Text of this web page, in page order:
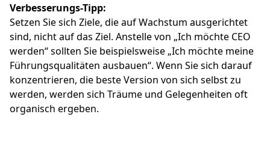
Verbesserungs-Tipp:
Setzen Sie sich Ziele, die auf Wachstum ausgerichtet
sind, nicht auf das Ziel. Anstelle von „Ich möchte CEO
werden“ sollten Sie beispielsweise „Ich möchte meine
Führungsqualitäten ausbauen“. Wenn Sie sich darauf
konzentrieren, die beste Version von sich selbst zu
werden, werden sich Träume und Gelegenheiten oft
organisch ergeben.